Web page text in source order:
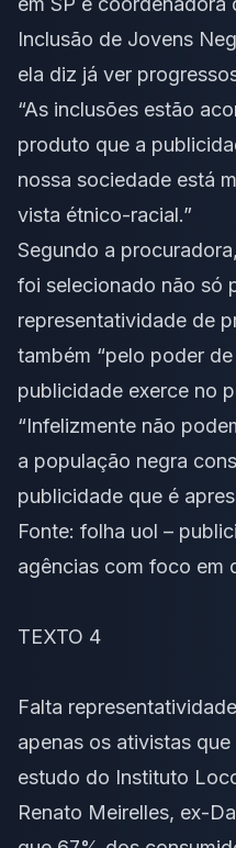
Inclusão de Jovens
ela diz já ver
“As inclusões estão
produto que a
nossa sociedade está
vista étnico-racial.”
Segundo a
foi selecionado não só
representatividade de
também “pelo poder
publicidade exerce no
“Infelizmente não
a população negra
publicidade que é
Fonte: folha uol –
agências com foco em
TEXTO 4
Falta
apenas os ativistas
estudo do Instituto
Renato Meirelles, ex-